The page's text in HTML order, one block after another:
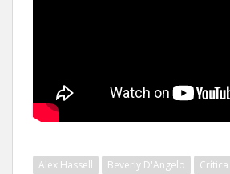
Alex Hassell Beverly D'Angelo Crítica